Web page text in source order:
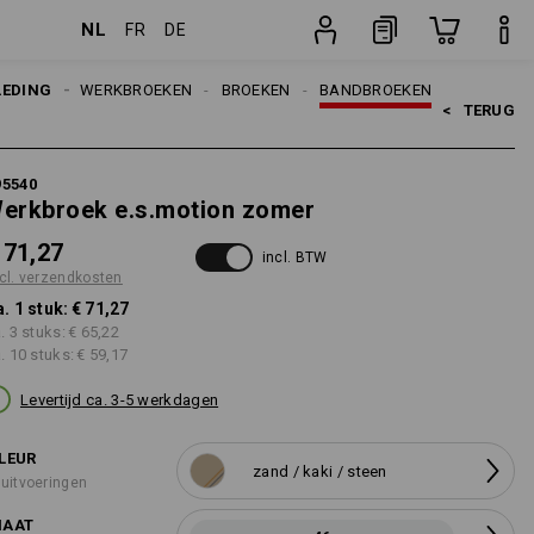
NL FR DE
BANDBROEKEN
BROEKEN
WERKBROEKEN
HEREN
< TERUG
e.s.motion zomer
verzendkosten
incl. BTW
1 stuk: € 71,27
3 stuks: € 65,22
10 stuks: € 59,17
Levertijd ca. 3-5 werkdagen
zand / kaki / steen